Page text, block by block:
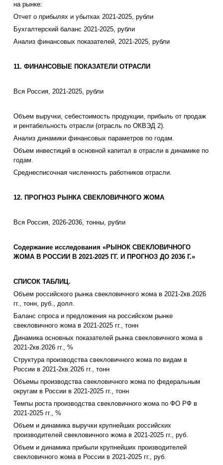
на рынке:
Отчет о прибылях и убытках 2021-2025, рубли
Бухгалтерский баланс 2021-2025, рубли
Анализ финансовых показателей, 2021-2025, рубли
11. ФИНАНСОВЫЕ ПОКАЗАТЕЛИ ОТРАСЛИ
Вся Россия, 2021-2025, рубли
Объем выручки, себестоимость продукции, прибыль от продаж
и рентабельность отрасли (отрасль по ОКВЭД 2).
Анализ динамики финансовых параметров по годам.
Объем инвестиций в основной капитал в отрасли в динамике по
годам.
Среднесписочная численность работников отрасли.
12. ПРОГНОЗ РЫНКА СВЕКЛОВИЧНОГО ЖОМА
Вся Россия, 2026-2036, тонны, рубли
Содержание исследования «РЫНОК СВЕКЛОВИЧНОГО
ЖОМА В РОССИИ В 2021-2025 ГГ. И ПРОГНОЗ ДО 2036 Г.»
СПИСОК ТАБЛИЦ.
Объем российского рынка свекловичного жома в 2021-2кв.2026
гг., тонн, руб., долл.
Баланс спроса и предложения на российском рынке
свекловичного жома в 2021-2025 гг., тонн
Динамика основных показателей рынка свекловичного жома в
2021-2кв.2026 гг., %
Структура производства свекловичного жома по видам в
России в 2021-2кв.2026 гг., тонн
Объемы производства свекловичного жома по федеральным
округам в России в 2021-2025 гг., тонн
Темпы роста производства свекловичного жома по ФО РФ в
2021-2025 гг., %
Объем и динамика выручки крупнейших российских
производителей свекловичного жома в 2021-2025 гг., руб.
Объем и динамика прибыли крупнейших производителей
свекловичного жома в России в 2021-2025 гг., руб.